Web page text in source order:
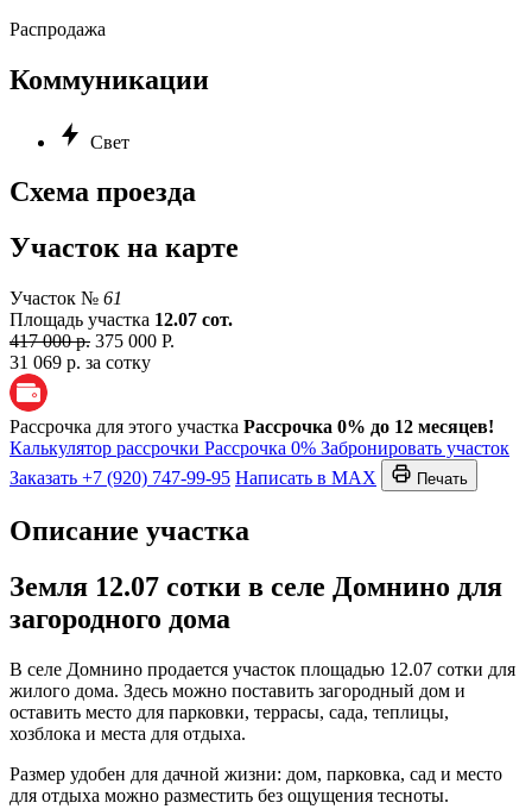
Распродажа
Коммуникации
Свет
Схема проезда
Участок на карте
Участок № 61
Площадь участка 12.07 сот.
417 000 р. 375 000 Р.
31 069 р. за сотку
Рассрочка для этого участка Рассрочка 0% до 12 месяцев!
Калькулятор рассрочки Рассрочка 0% Забронировать участок
Заказать +7 (920) 747-99-95 Написать в MAX Печать
Описание участка
Земля 12.07 сотки в селе Домнино для
загородного дома
В селе Домнино продается участок площадью 12.07 сотки для
жилого дома. Здесь можно поставить загородный дом и
оставить место для парковки, террасы, сада, теплицы,
хозблока и места для отдыха.
Размер удобен для дачной жизни: дом, парковка, сад и место
для отдыха можно разместить без ощущения тесноты.